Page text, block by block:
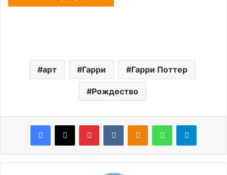
арт Гарри Гарри Поттер
Рождество